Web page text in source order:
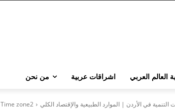
العالم العربي اشراقات عربية من نحن
في الأردن | الموارد الطبيعية والإقتصاد الكلي Time zone2